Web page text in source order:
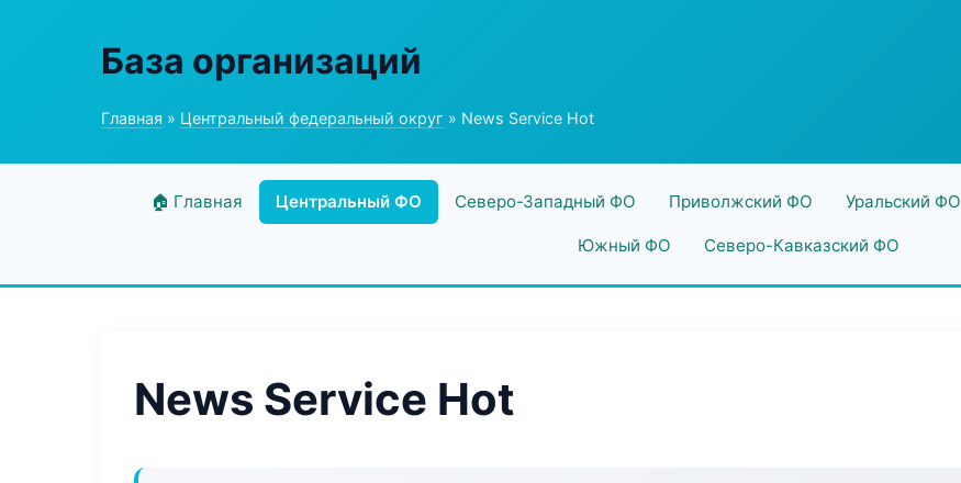
База организаций
Главная » Центральный федеральный округ » News Service Hot
🏠 Главная Центральный ФО Северо-Западный ФО Приволжский ФО Уральский ФО
Южный ФО Северо-Кавказский ФО
News Service Hot